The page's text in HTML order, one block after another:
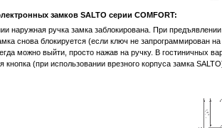
замков SALTO серии COMFORT:
ручка замка заблокирована. При предъявлении
снова блокируется (если ключ не запрограммирован
можно выйти, просто нажав на ручку. В гостиничных
кнопка (при использовании врезного корпуса замка